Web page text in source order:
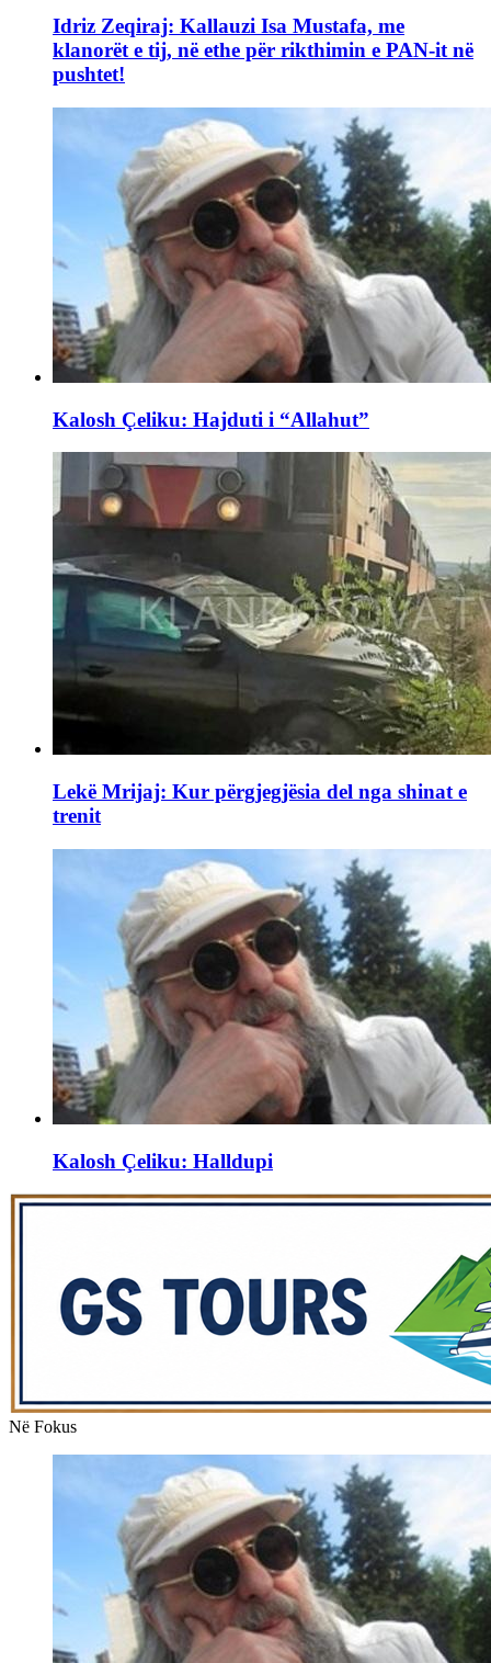
Idriz Zeqiraj: Kallauzi Isa Mustafa, me
klanorët e tij, në ethe për rikthimin e PAN-it në
pushtet!
Kalosh Çeliku: Hajduti i “Allahut”
Lekë Mrijaj: Kur përgjegjësia del nga shinat e
trenit
Kalosh Çeliku: Halldupi
Në Fokus